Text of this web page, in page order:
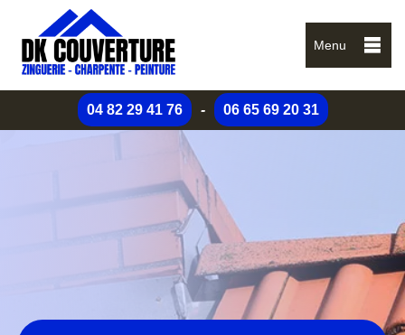
Menu
04 82 29 41 76 - 06 65 69 20 31